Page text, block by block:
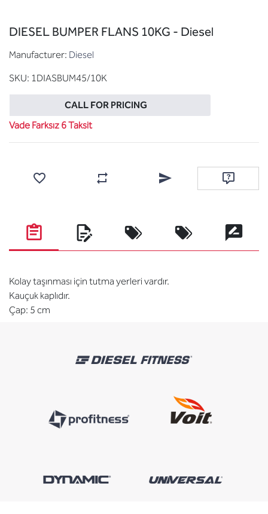
DIESEL BUMPER FLANS 10KG - Diesel
Manufacturer: Diesel
SKU: 1DIASBUM45/10K
CALL FOR PRICING
Vade Farksız 6 Taksit
Add to wishlist Add to compare listEmail a friend Ask
Kolay taşınması için tutma yerleri vardır.
Kauçuk kaplıdır.
Çap: 5 cm